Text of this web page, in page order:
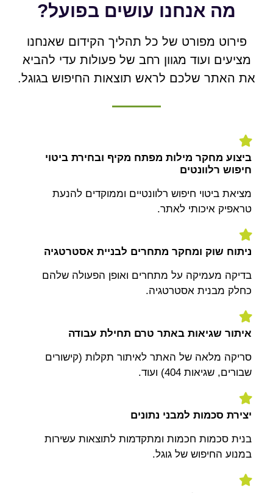
מה אנחנו עושים בפועל?
פירוט מפורט של כל תהליך הקידום שאנחנו
מציעים ועוד מגוון רחב של פעולות עדי להביא
את האתר שלכם לראש תוצאות החיפוש בגוגל.
ביצוע מחקר מילות מפתח מקיף ובחירת ביטוי
חיפוש רלוונטים
מציאת ביטוי חיפוש רלוונטיים וממוקדים להנעת
טראפיק איכותי לאתר.
ניתוח שוק ומחקר מתחרים לבניית אסטרטגיה
בדיקה מעמיקה על מתחרים ואופן הפעולה שלהם
כחלק מבנית אסטרטגיה.
איתור שגיאות באתר טרם תחילת עבודה
סריקה מלאה של האתר לאיתור תקלות (קישורים
שבורים, שגיאות 404) ועוד.
יצירת סכמות למבני נתונים
בנית סכמות חכמות ומתקדמות לתוצאות עשירות
במנוע החיפוש של גוגל.